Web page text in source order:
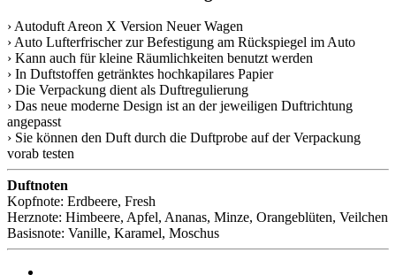
› Autoduft Areon X Version Neuer Wagen
› Auto Lufterfrischer zur Befestigung am Rückspiegel im Auto
› Kann auch für kleine Räumlichkeiten benutzt werden
› In Duftstoffen getränktes hochkapilares Papier
› Die Verpackung dient als Duftregulierung
› Das neue moderne Design ist an der jeweiligen Duftrichtung
angepasst
› Sie können den Duft durch die Duftprobe auf der Verpackung
vorab testen
Duftnoten
Kopfnote: Erdbeere, Fresh
Herznote: Himbeere, Apfel, Ananas, Minze, Orangeblüten, Veilchen
Basisnote: Vanille, Karamel, Moschus